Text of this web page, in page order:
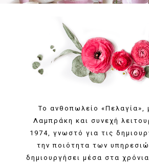
Το ανθοπωλείο «Πελαγία»,
Λαμπράκη και συνεχή
1974, γνωστό για τις
την ποιότητα των
δημιουργήσει μέσα στα